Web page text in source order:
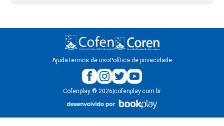
AjudaTermos de usoPolítica de privacidade
Cofenplay ® 2026 cofenplay.com.br